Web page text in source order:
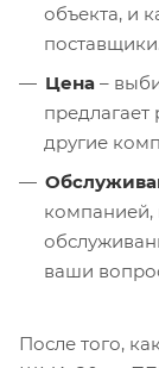
объекта, и
Цена –
другие
компанией,
ваши
После того,